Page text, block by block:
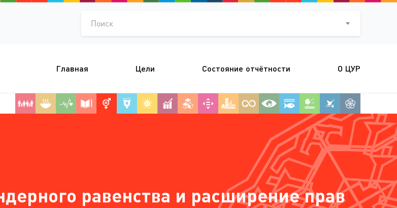
Поиск
Главная Цели Состояние отчётности О ЦУР
равенства и расширение прав